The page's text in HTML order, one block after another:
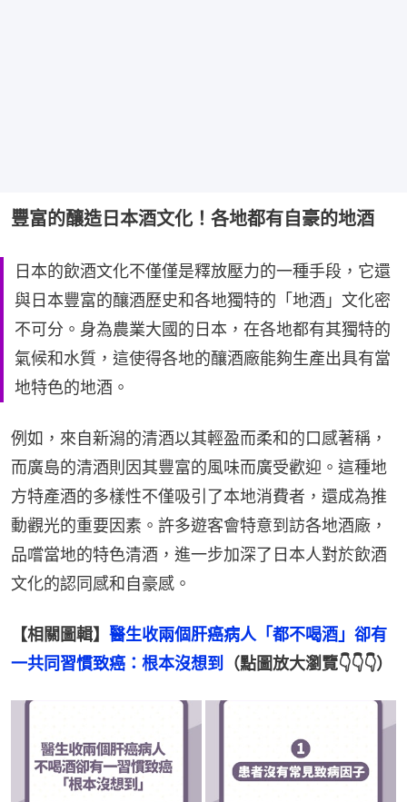
豐富的釀造日本酒文化！各地都有自豪的地酒
日本的飲酒文化不僅僅是釋放壓力的一種手段，它還
與日本豐富的釀酒歷史和各地獨特的「地酒」文化密
不可分。身為農業大國的日本，在各地都有其獨特的
氣候和水質，這使得各地的釀酒廠能夠生產出具有當
地特色的地酒。
例如，來自新潟的清酒以其輕盈而柔和的口感著稱，
而廣島的清酒則因其豐富的風味而廣受歡迎。這種地
方特產酒的多樣性不僅吸引了本地消費者，還成為推
動觀光的重要因素。許多遊客會特意到訪各地酒廠，
品嚐當地的特色清酒，進一步加深了日本人對於飲酒
文化的認同感和自豪感。
【相關圖輯】 醫生收兩個肝癌病人「都不喝酒」卻有
一共同習慣致癌：根本沒想到
（點圖放大瀏覽👇👇👇）